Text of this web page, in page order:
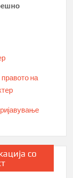
на
со